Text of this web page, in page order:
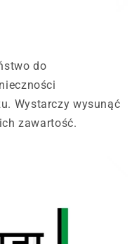
do
Wystarczy wysunąć
zawartość.